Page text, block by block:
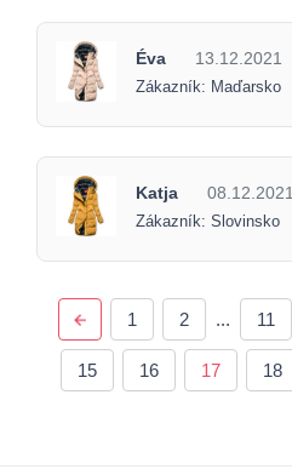
Éva 13.12.2021
Zákazník: Maďarsko
Katja 08.12.2021
Zákazník: Slovinsko
1 2 ... 11
15 16 17 18